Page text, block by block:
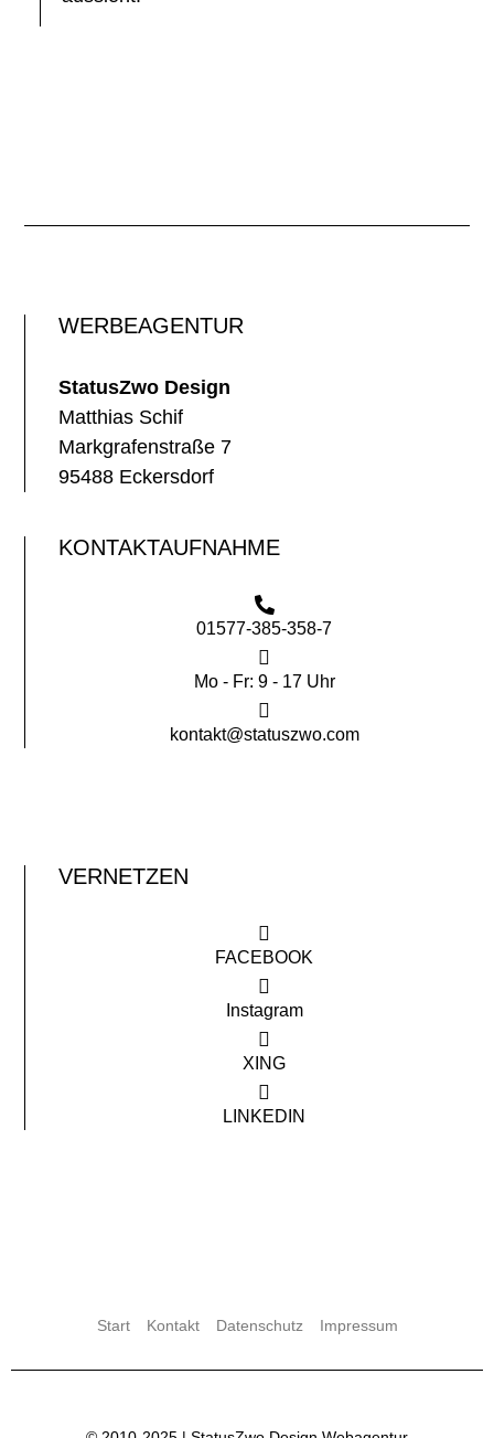
WERBEAGENTUR
StatusZwo Design
Matthias Schif
Markgrafenstraße 7
95488 Eckersdorf
KONTAKTAUFNAHME
01577-385-358-7
Mo - Fr: 9 - 17 Uhr
kontakt@statuszwo.com
VERNETZEN
FACEBOOK
Instagram
XING
LINKEDIN
Start Kontakt Datenschutz Impressum